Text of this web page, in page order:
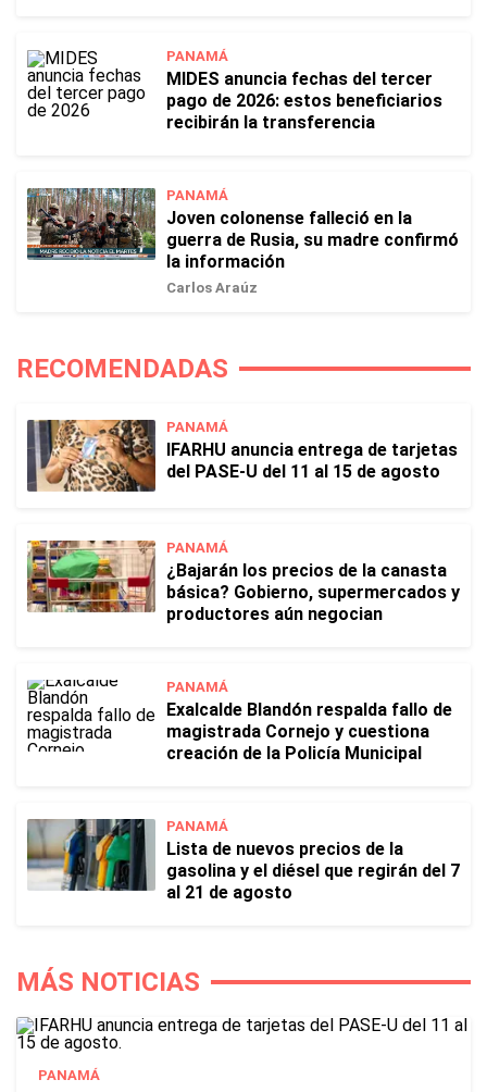
PANAMÁ
MIDES anuncia fechas del tercer
pago de 2026: estos beneficiarios
recibirán la transferencia
PANAMÁ
Joven colonense falleció en la
guerra de Rusia, su madre confirmó
la información
Carlos Araúz
RECOMENDADAS
PANAMÁ
IFARHU anuncia entrega de tarjetas
del PASE-U del 11 al 15 de agosto
PANAMÁ
¿Bajarán los precios de la canasta
básica? Gobierno, supermercados y
productores aún negocian
PANAMÁ
Exalcalde Blandón respalda fallo de
magistrada Cornejo y cuestiona
creación de la Policía Municipal
PANAMÁ
Lista de nuevos precios de la
gasolina y el diésel que regirán del 7
al 21 de agosto
MÁS NOTICIAS
PANAMÁ